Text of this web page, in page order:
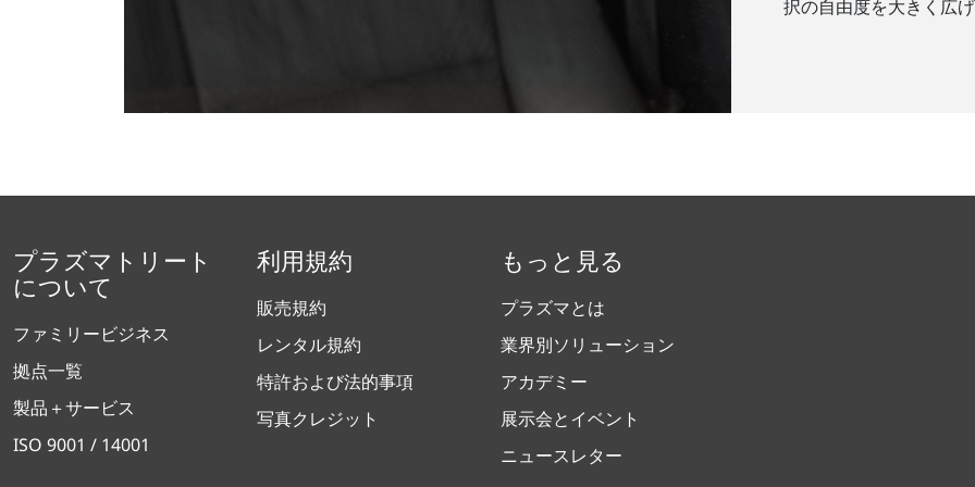
択の自由度を大きく広
プラズマトリート
について
ファミリービジネス
拠点一覧
製品＋サービス
ISO 9001 / 14001
利用規約
販売規約
レンタル規約
特許および法的事項
写真クレジット
もっと見る
プラズマとは
業界別ソリューション
アカデミー
展示会とイベント
ニュースレター